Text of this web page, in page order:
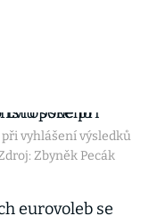
vyhlášení výsledků
Zbyněk Pecák
eurovoleb se